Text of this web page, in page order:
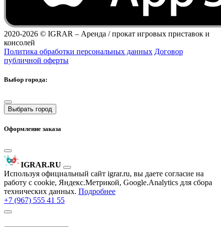
2020-2026 © IGRAR – Аренда / прокат игровых приставок и
консолей
Политика обработки персональных данных Договор
публичной оферты
Выбор города:
Выбрать город
Оформление заказа
IGRAR.RU
Используя официальный сайт igrar.ru, вы даете согласие на
работу с cookie, Яндекс.Метрикой, Google.Analytics для сбора
технических данных. Подробнее
+7 (967) 555 41 55